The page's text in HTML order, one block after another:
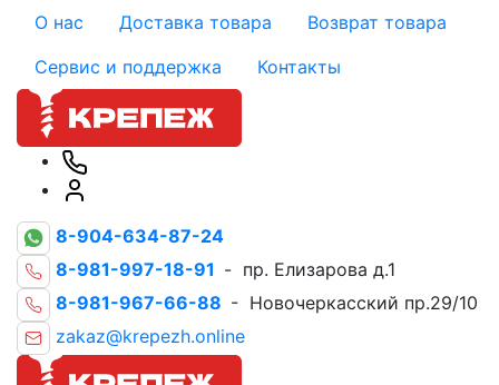
О нас Доставка товара
Возврат товара
Сервис и поддержка
Контакты
8-904-634-87-24
8-981-997-18-91 - пр. Елизарова д.1
8-981-967-66-88 - Новочеркасский пр.29/10
zakaz@krepezh.online